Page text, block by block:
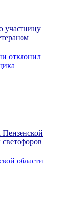
отклонил
области